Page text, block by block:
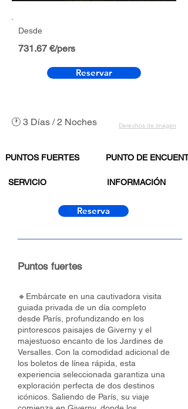
Desde
731.67 €/pers
Reservar
🕐 3 Días / 2 Noches Derechos de imagen
PUNTOS FUERTES
SERVICIO
PUNTO DE
INFORMACIÓN
Reserva
Puntos fuertes
🔸Embárcate en una cautivadora visita
guiada privada de un día completo
desde París, profundizando en los
pintorescos paisajes de Giverny y el
majestuoso encanto de los Jardines de
Versalles. Con la comodidad adicional de
los boletos de línea rápida, esta
experiencia seleccionada garantiza una
exploración perfecta de dos destinos
icónicos. Saliendo de París, su viaje